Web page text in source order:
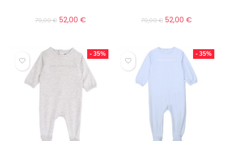
79,00€ 52,00 € 79,00€ 52,00 €
- 35% - 35%